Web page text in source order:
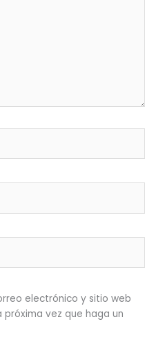
electrónico y sitio web
vez que haga un